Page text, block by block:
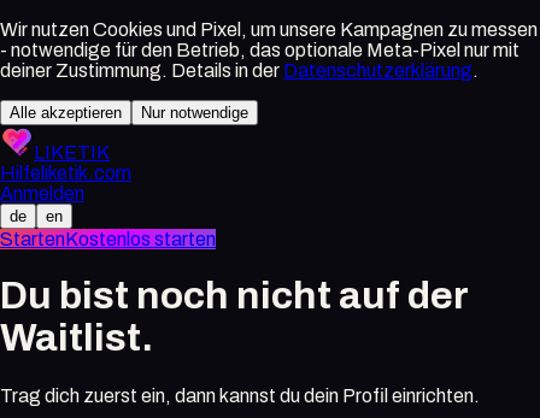
Wir nutzen Cookies und Pixel, um unsere Kampagnen zu messen
- notwendige für den Betrieb, das optionale Meta-Pixel nur mit
deiner Zustimmung. Details in der Datenschutzerklärung.
Alle akzeptieren Nur notwendige
LIKETIK
Hilfeliketik.com
Anmelden
de en
StartenKostenlos starten
Du bist noch nicht auf der
Waitlist.
Trag dich zuerst ein, dann kannst du dein Profil einrichten.